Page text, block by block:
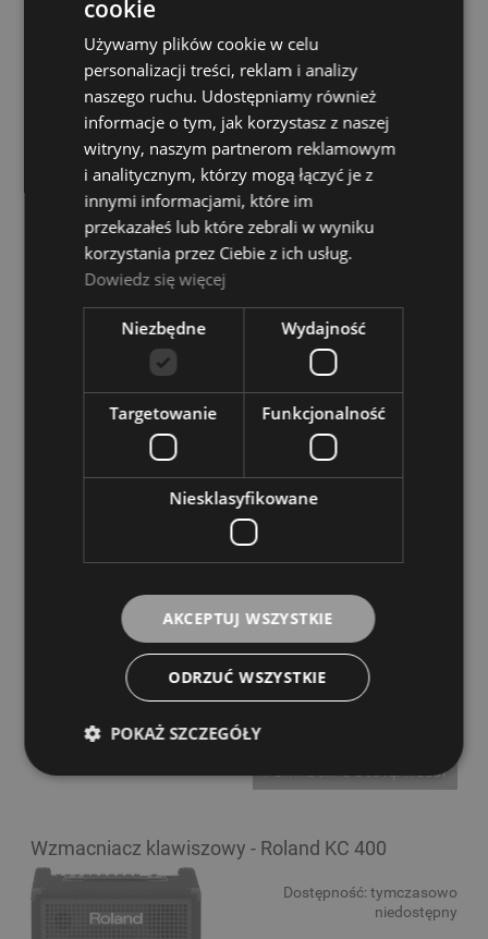
Wzmacniacz klawiszowy - Peavey KB 5
Dostępność:
tymczasowo
niedostępny
1 899,00 zł
POWIADOM O DOSTĘPNOŚCI
Wzmacniacz klawiszowy - Roland KC 200
Dostępność:tymczasowo
niedostępny
Wzmacniacz klawiszowy - Roland KC 220
Dostępność:
POWIADOM O DOSTĘPNOŚCI
Wzmacniacz klawiszowy - Roland KC 400
Dostępność: tymczasowo
niedostępny
cookie
Używamy plików cookie w celu
personalizacji treści, reklam i analizy
naszego ruchu. Udostępniamy również
informacje o tym, jak korzystasz z naszej
witryny, naszym partnerom reklamowym
i analitycznym, którzy mogą łączyć je z
innymi informacjami, które im
przekazałeś lub które zebrali w wyniku
korzystania przez Ciebie z ich usług.
Dowiedz się więcej
Niezbędne Wydajność
Targetowanie Funkcjonalność
Niesklasyfikowane
AKCEPTUJ WSZYSTKIE
ODRZUĆ WSZYSTKIE
POKAŻ SZCZEGÓŁY